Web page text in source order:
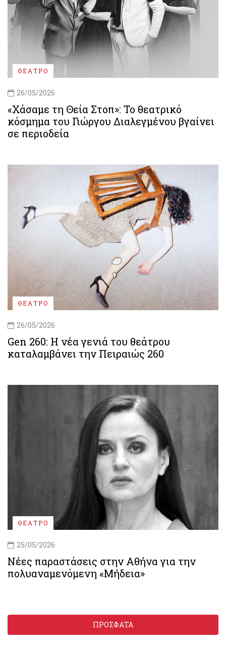
ΘΕΑΤΡΟ
26/05/2026
«Χάσαμε τη Θεία Στοπ»: Το θεατρικό
κόσμημα του Γιώργου Διαλεγμένου βγαίνει
σε περιοδεία
ΘΕΑΤΡΟ
26/05/2026
Gen 260: Η νέα γενιά του θεάτρου
καταλαμβάνει την Πειραιώς 260
ΘΕΑΤΡΟ
25/05/2026
Νέες παραστάσεις στην Αθήνα για την
πολυαναμενόμενη «Μήδεια»
ΠΡΟΣΦΑΤΑ